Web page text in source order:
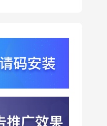
潮
蚂蚁灵波首轮拟募资15
？具身智能加速产业
地凸显全链路设备归
2026-08-03
马逊季度营收首次破
轮驱动下B端应用迎来
07-31